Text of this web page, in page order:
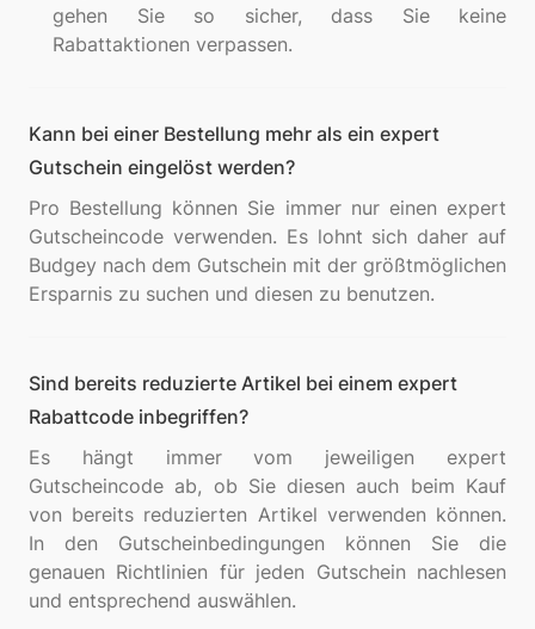
gehen Sie so sicher, dass Sie keine
Rabattaktionen verpassen.
Kann bei einer Bestellung mehr als ein expert
Gutschein eingelöst werden?
Pro Bestellung können Sie immer nur einen expert
Gutscheincode verwenden. Es lohnt sich daher auf
Budgey nach dem Gutschein mit der größtmöglichen
Sind bereits reduzierte Artikel bei einem expert
Rabattcode inbegriffen?
Es hängt immer vom jeweiligen expert
Gutscheincode ab, ob Sie diesen auch beim Kauf
von bereits reduzierten Artikel verwenden können.
In den Gutscheinbedingungen können Sie die
genauen Richtlinien für jeden Gutschein nachlesen